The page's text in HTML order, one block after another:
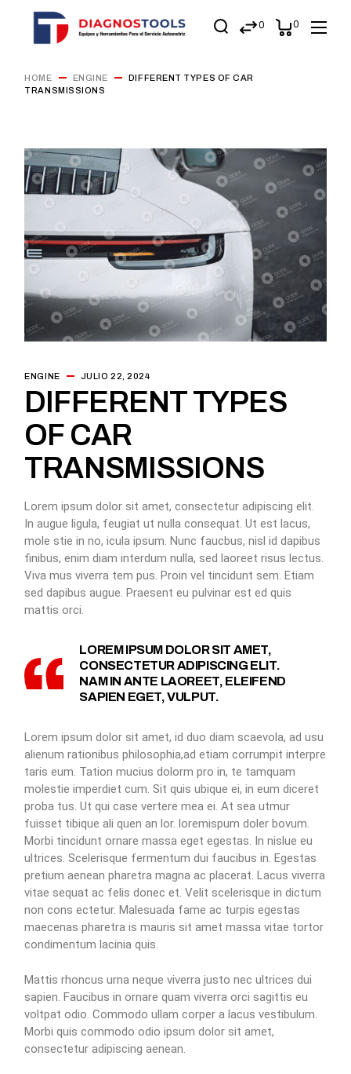
0 0
HOME ENGINE
DIFFERENT TYPES OF CAR
TRANSMISSIONS
ENGINE JULIO 22, 2024
DIFFERENT TYPES
OF CAR
TRANSMISSIONS
Lorem ipsum dolor sit amet, consectetur adipiscing elit.
In augue ligula, feugiat ut nulla consequat. Ut est lacus,
mole stie in no, icula ipsum. Nunc faucbus, nisl id dapibus
finibus, enim diam interdum nulla, sed laoreet risus lectus.
Viva mus viverra tem pus. Proin vel tincidunt sem. Etiam
sed dapibus augue. Praesent eu pulvinar est ed quis
mattis orci.
LOREM IPSUM DOLOR SIT AMET,
CONSECTETUR ADIPISCING ELIT.
NAM IN ANTE LAOREET, ELEIFEND
SAPIEN EGET, VULPUT.
Lorem ipsum dolor sit amet, id duo diam scaevola, ad usu
alienum rationibus philosophia,ad etiam corrumpit interpre
taris eum. Tation mucius dolorm pro in, te tamquam
molestie imperdiet cum. Sit quis ubique ei, in eum diceret
proba tus. Ut qui case vertere mea ei. At sea utmur
fuisset tibique ali quen an lor. loremispum doler bovum.
Morbi tincidunt ornare massa eget egestas. In nislue eu
ultrices. Scelerisque fermentum dui faucibus in. Egestas
pretium aenean pharetra magna ac placerat. Lacus viverra
vitae sequat ac felis donec et. Velit scelerisque in dictum
non cons ectetur. Malesuada fame ac turpis egestas
maecenas pharetra is mauris sit amet massa vitae tortor
condimentum lacinia quis.
Mattis rhoncus urna neque viverra justo nec ultrices dui
sapien. Faucibus in ornare quam viverra orci sagittis eu
voltpat odio. Commodo ullam corper a lacus vestibulum.
Morbi quis commodo odio ipsum dolor sit amet,
consectetur adipiscing aenean.